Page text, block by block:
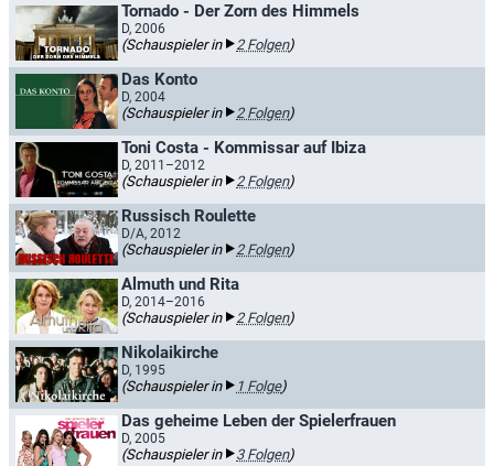
Tornado - Der Zorn des Himmels
D, 2006
(Schauspieler in 2 Folgen)
Das Konto
D, 2004
(Schauspieler in 2 Folgen)
Toni Costa - Kommissar auf Ibiza
D, 2011–2012
(Schauspieler in 2 Folgen)
Russisch Roulette
D/A, 2012
(Schauspieler in 2 Folgen)
Almuth und Rita
D, 2014–2016
(Schauspieler in 2 Folgen)
Nikolaikirche
D, 1995
(Schauspieler in 1 Folge)
Das geheime Leben der Spielerfrauen
D, 2005
(Schauspieler in 3 Folgen)